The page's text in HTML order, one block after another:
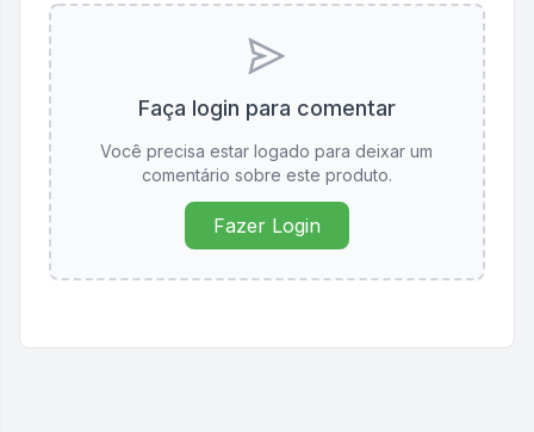
Faça login para comentar
Você precisa estar logado para deixar um
comentário sobre este produto.
Fazer Login